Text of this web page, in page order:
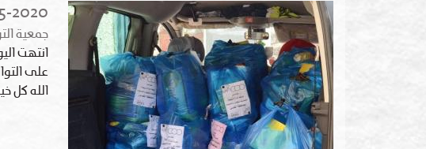
2020
جمعية
انتهت
على
الله كل